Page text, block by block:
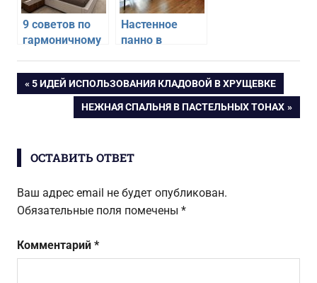
9 советов по
гармоничному
интерьера
спальни
Настенное
панно в
гостиной
Навигация
записям
ПРЕДЫДУЩАЯ
ЗАПИСЬ:
5 ИДЕЙ ИСПОЛЬЗОВАНИЯ КЛАДОВОЙ В ХРУЩЕВКЕ
СЛЕДУЮЩАЯ
ЗАПИСЬ:
НЕЖНАЯ СПАЛЬНЯ В ПАСТЕЛЬНЫХ ТОНАХ
ОСТАВИТЬ ОТВЕТ
Ваш адрес email не будет опубликован.
Обязательные поля помечены *
Комментарий *